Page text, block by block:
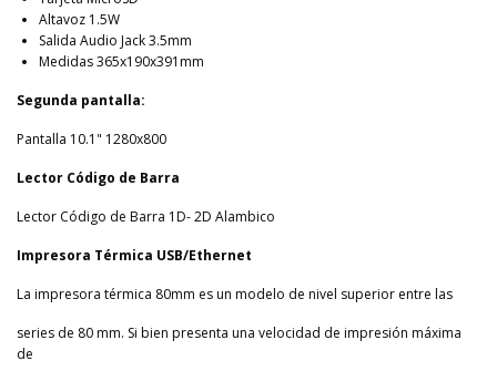
Altavoz 1.5W
Salida Audio Jack 3.5mm
Medidas 365x190x391mm
Segunda pantalla:
Pantalla 10.1" 1280x800
Lector Código de Barra
Lector Código de Barra 1D- 2D Alambico
Impresora Térmica USB/Ethernet
La impresora térmica 80mm es un modelo de nivel superior entre las
series de 80 mm. Si bien presenta una velocidad de impresión máxima
de